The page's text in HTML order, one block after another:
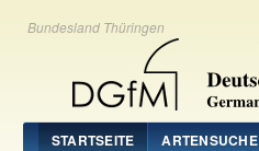
Bundesland Thüringen
STARTSEITE ARTENSUCHE